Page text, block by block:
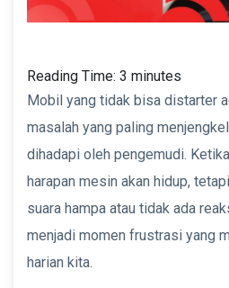
Reading Time: 3 minutes
Mobil yang tidak bisa distarter
masalah yang paling
dihadapi oleh pengemudi.
harapan mesin akan hidup,
suara hampa atau tidak ada
menjadi momen frustrasi yang
harian kita.